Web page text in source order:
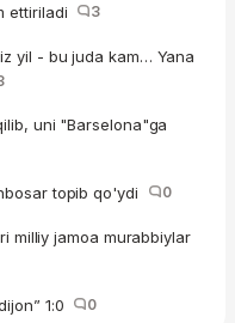
ettiriladi 3
yil - bu juda kam… Yana
uni "Barselona"ga
topib qo'ydi 0
milliy jamoa murabbiylar
1:0 0